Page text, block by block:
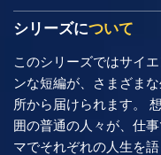
シリーズについて
このシリーズではサイ
ンな短編が、さまざま
所から届けられます。
囲の普通の人々が、仕
マでそれぞれの人生を